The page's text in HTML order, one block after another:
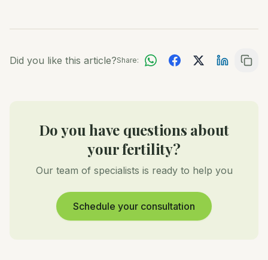
Did you like this article?Share:
Do you have questions about
your fertility?
Our team of specialists is ready to help you
Schedule your consultation